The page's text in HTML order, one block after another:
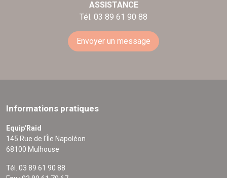
ASSISTANCE
Tél. 03 89 61 90 88
Envoyer un message
Informations pratiques
Equip'Raid
145 Rue de l'Île Napoléon
68100 Mulhouse
Tél. 03 89 61 90 88